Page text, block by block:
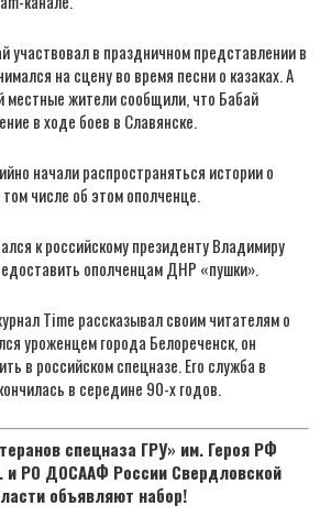
участвовал в праздничном представлении в
на сцену во время песни о казаках. А
местные жители сообщили, что Бабай
в ходе боев в Славянске.
начали распространяться истории о
числе об этом ополченце.
к российскому президенту Владимиру
ополченцам ДНР «пушки».
Time рассказывал своим читателям о
уроженцем города Белореченск, он
в российском спецназе. Его служба в
в середине 90-х годов.
спецназа ГРУ» им. Героя РФ
и РО ДОСААФ России Свердловской
объявляют набор!